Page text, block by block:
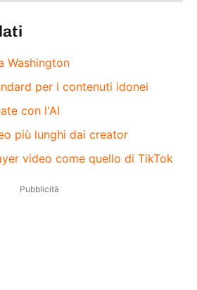
Washington
per i contenuti idonei
con l'AI
più lunghi dai creator
video come quello di TikTok
Pubblicità